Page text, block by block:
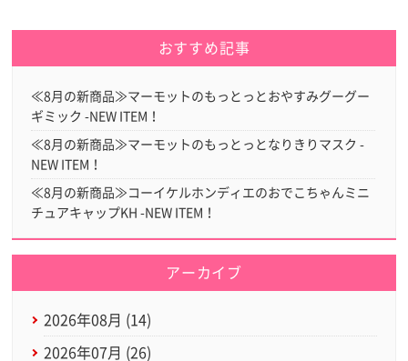
おすすめ記事
≪8月の新商品≫マーモットのもっとっとおやすみグーグー
ギミック -NEW ITEM！
≪8月の新商品≫マーモットのもっとっとなりきりマスク -
NEW ITEM！
≪8月の新商品≫コーイケルホンディエのおでこちゃんミニ
チュアキャップKH -NEW ITEM！
アーカイブ
2026年08月 (14)
2026年07月 (26)